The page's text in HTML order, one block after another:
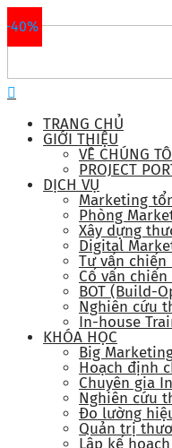
TRANG CHỦ
GIỚI THIỆU
VỀ CHÚNG
PROJECT
DỊCH VỤ
Marketing
Phòng
Xây dựng
Digital
Tư vấn
Cố vấn
BOT (Build-
Nghiên cứu
In-house
KHÓA HỌC
Big
Hoạch định
Chuyên gia
Nghiên cứu
Đo lường
Quản trị
Lập kế
-40%